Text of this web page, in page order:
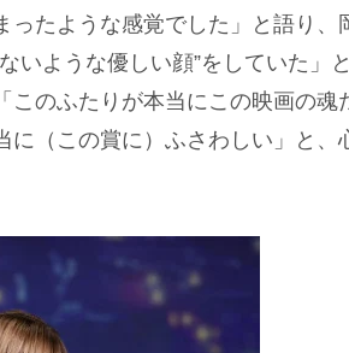
たような感覚でした」と語り、
いような優しい顔”をしていた」
このふたりが本当にこの映画の魂
に（この賞に）ふさわしい」と、